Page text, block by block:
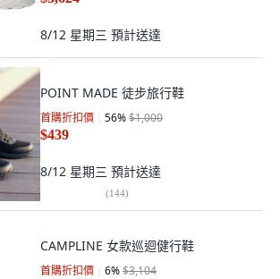
8/12 星期三 預計送達
POINT MADE 徒步旅行鞋
首購折扣價 56%$1,000
$439
8/12 星期三 預計送達
(144)
CAMPLINE 女款巡迴健行鞋
首購折扣價 6%$3,104